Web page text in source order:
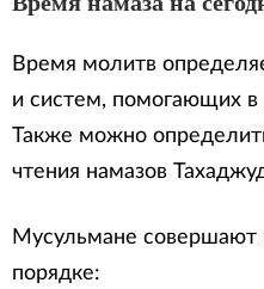
Время молитв
и систем, помогающих
Также можно
чтения намазов
Мусульмане
порядке: